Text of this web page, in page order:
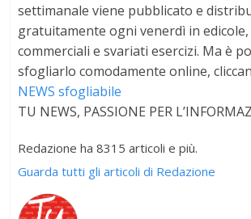
settimanale viene pubblicato e
gratuitamente ogni venerdì in
commerciali e svariati esercizi. Ma è
sfogliarlo comodamente online,
NEWS sfogliabile
TU NEWS, PASSIONE PER
Redazione ha 8315 articoli e più.
Guarda tutti gli articoli di Redazione